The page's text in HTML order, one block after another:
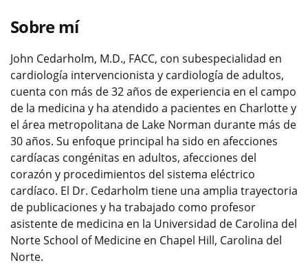
Sobre mí
John Cedarholm, M.D., FACC, con subespecialidad en
cardiología intervencionista y cardiología de adultos,
cuenta con más de 32 años de experiencia en el campo
de la medicina y ha atendido a pacientes en Charlotte y
el área metropolitana de Lake Norman durante más de
30 años. Su enfoque principal ha sido en afecciones
cardíacas congénitas en adultos, afecciones del
corazón y procedimientos del sistema eléctrico
cardíaco. El Dr. Cedarholm tiene una amplia trayectoria
de publicaciones y ha trabajado como profesor
asistente de medicina en la Universidad de Carolina del
Norte School of Medicine en Chapel Hill, Carolina del
Norte.